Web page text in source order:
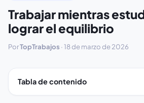
Trabajar mientras
lograr el equilibrio
PorTopTrabajos ·18 de marzo de 2026
Tabla de contenido